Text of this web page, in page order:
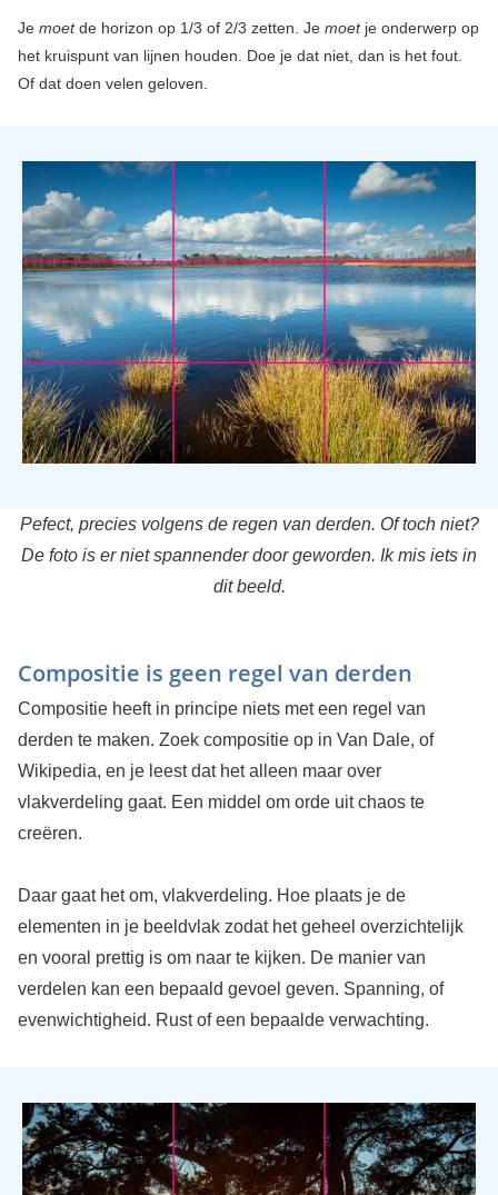
Je moetde horizon op 1/3 of 2/3 zetten. Je moetje onderwerp op
het kruispunt van lijnen houden. Doe je dat niet, dan is het fout.
Of dat doen velen geloven.
Pefect, precies volgens de regen van derden. Of toch niet?
De foto is er niet spannender door geworden. Ik mis iets in
dit beeld.
Compositie is geen regel van derden
Compositie heeft in principe niets met een regel van
derden te maken. Zoek compositie op in Van Dale, of
Wikipedia, en je leest dat het alleen maar over
vlakverdeling gaat. Een middel om orde uit chaos te
creëren.
Daar gaat het om, vlakverdeling. Hoe plaats je de
elementen in je beeldvlak zodat het geheel overzichtelijk
en vooral prettig is om naar te kijken. De manier van
verdelen kan een bepaald gevoel geven. Spanning, of
evenwichtigheid. Rust of een bepaalde verwachting.